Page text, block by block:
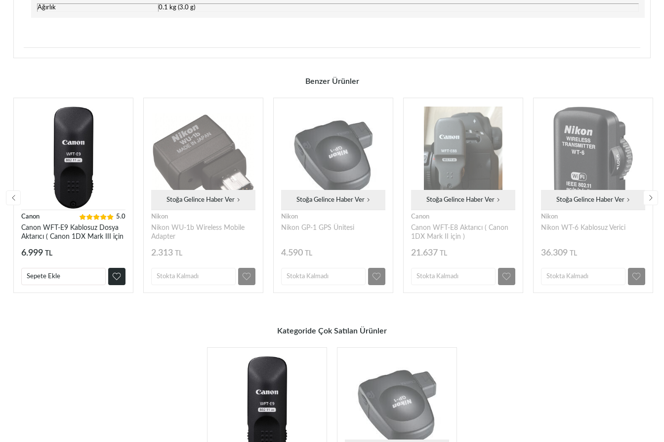
Ağırlık 0.1 kg (3.0 g)
Benzer Ürünler
Canon 5.0
Canon WFT-E9 Kablosuz Dosya
Aktarıcı ( Canon 1DX Mark III için
6.999 TL
Sepete Ekle
Stoğa Gelince Haber Ver
Nikon
Nikon WU-1b Wireless Mobile
Adapter
2.313 TL
Stokta Kalmadı
Stoğa Gelince Haber Ver
Nikon
Nikon GP-1 GPS Ünitesi
4.590 TL
Stokta Kalmadı
Stoğa Gelince Haber Ver
Canon
Canon WFT-E8 Aktarıcı ( Canon
1DX Mark II için )
21.637 TL
Stokta Kalmadı
Stoğa Gelince Haber Ver
Nikon
Nikon WT-6 Kablosuz Verici
36.309 TL
Stokta Kalmadı
Kategoride Çok Satılan Ürünler